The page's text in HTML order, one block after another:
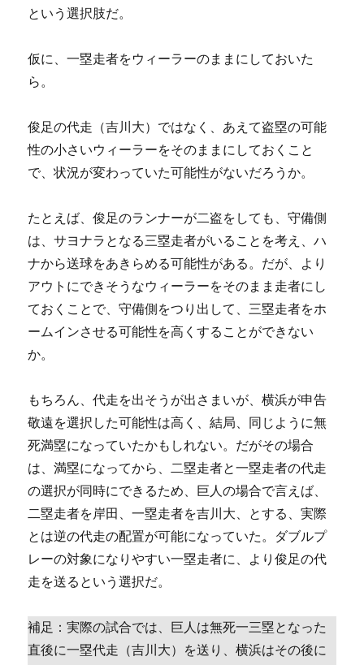
という選択肢だ。
仮に、一塁走者をウィーラーのままにしておいた
ら。
俊足の代走（吉川大）ではなく、あえて盗塁の可能
性の小さいウィーラーをそのままにしておくこと
で、状況が変わっていた可能性がないだろうか。
たとえば、俊足のランナーが二盗をしても、守備側
は、サヨナラとなる三塁走者がいることを考え、ハ
ナから送球をあきらめる可能性がある。だが、より
アウトにできそうなウィーラーをそのまま走者にし
ておくことで、守備側をつり出して、三塁走者をホ
ームインさせる可能性を高くすることができない
か。
もちろん、代走を出そうが出さまいが、横浜が申告
敬遠を選択した可能性は高く、結局、同じように無
死満塁になっていたかもしれない。だがその場合
は、満塁になってから、二塁走者と一塁走者の代走
の選択が同時にできるため、巨人の場合で言えば、
二塁走者を岸田、一塁走者を吉川大、とする、実際
とは逆の代走の配置が可能になっていた。ダブルプ
レーの対象になりやすい一塁走者に、より俊足の代
走を送るという選択だ。
補足：実際の試合では、巨人は無死一三塁となった
直後に一塁代走（吉川大）を送り、横浜はその後に